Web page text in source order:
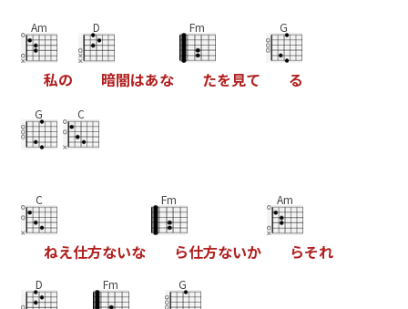
Am
私の
D
暗闇はあな
Fm
たを見て
G
る
G C
C
ねえ仕方ないな
Fm
ら仕方ないか
Am
らそれ
D Fm G